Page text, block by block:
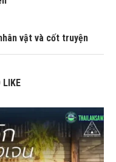
vật và cốt truyện
LIKE